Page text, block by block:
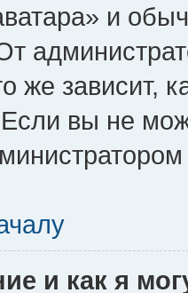
и
же зависит,
вы не
и как я